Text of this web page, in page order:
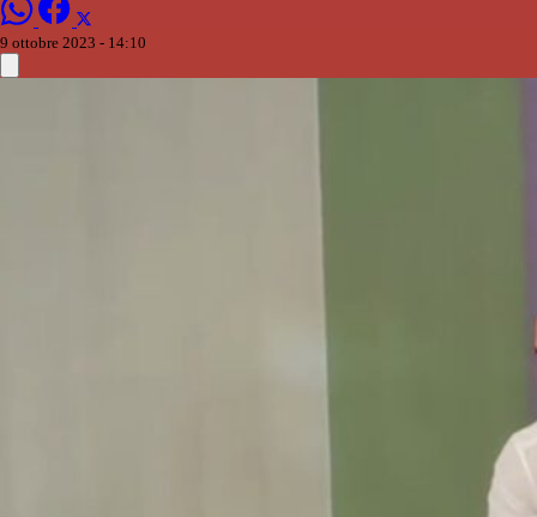
9 ottobre 2023 - 14:10